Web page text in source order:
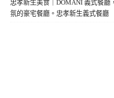
忠孝新生美食｜DOMANI 義式餐
氛的豪宅餐廳。忠孝新生義式餐廳